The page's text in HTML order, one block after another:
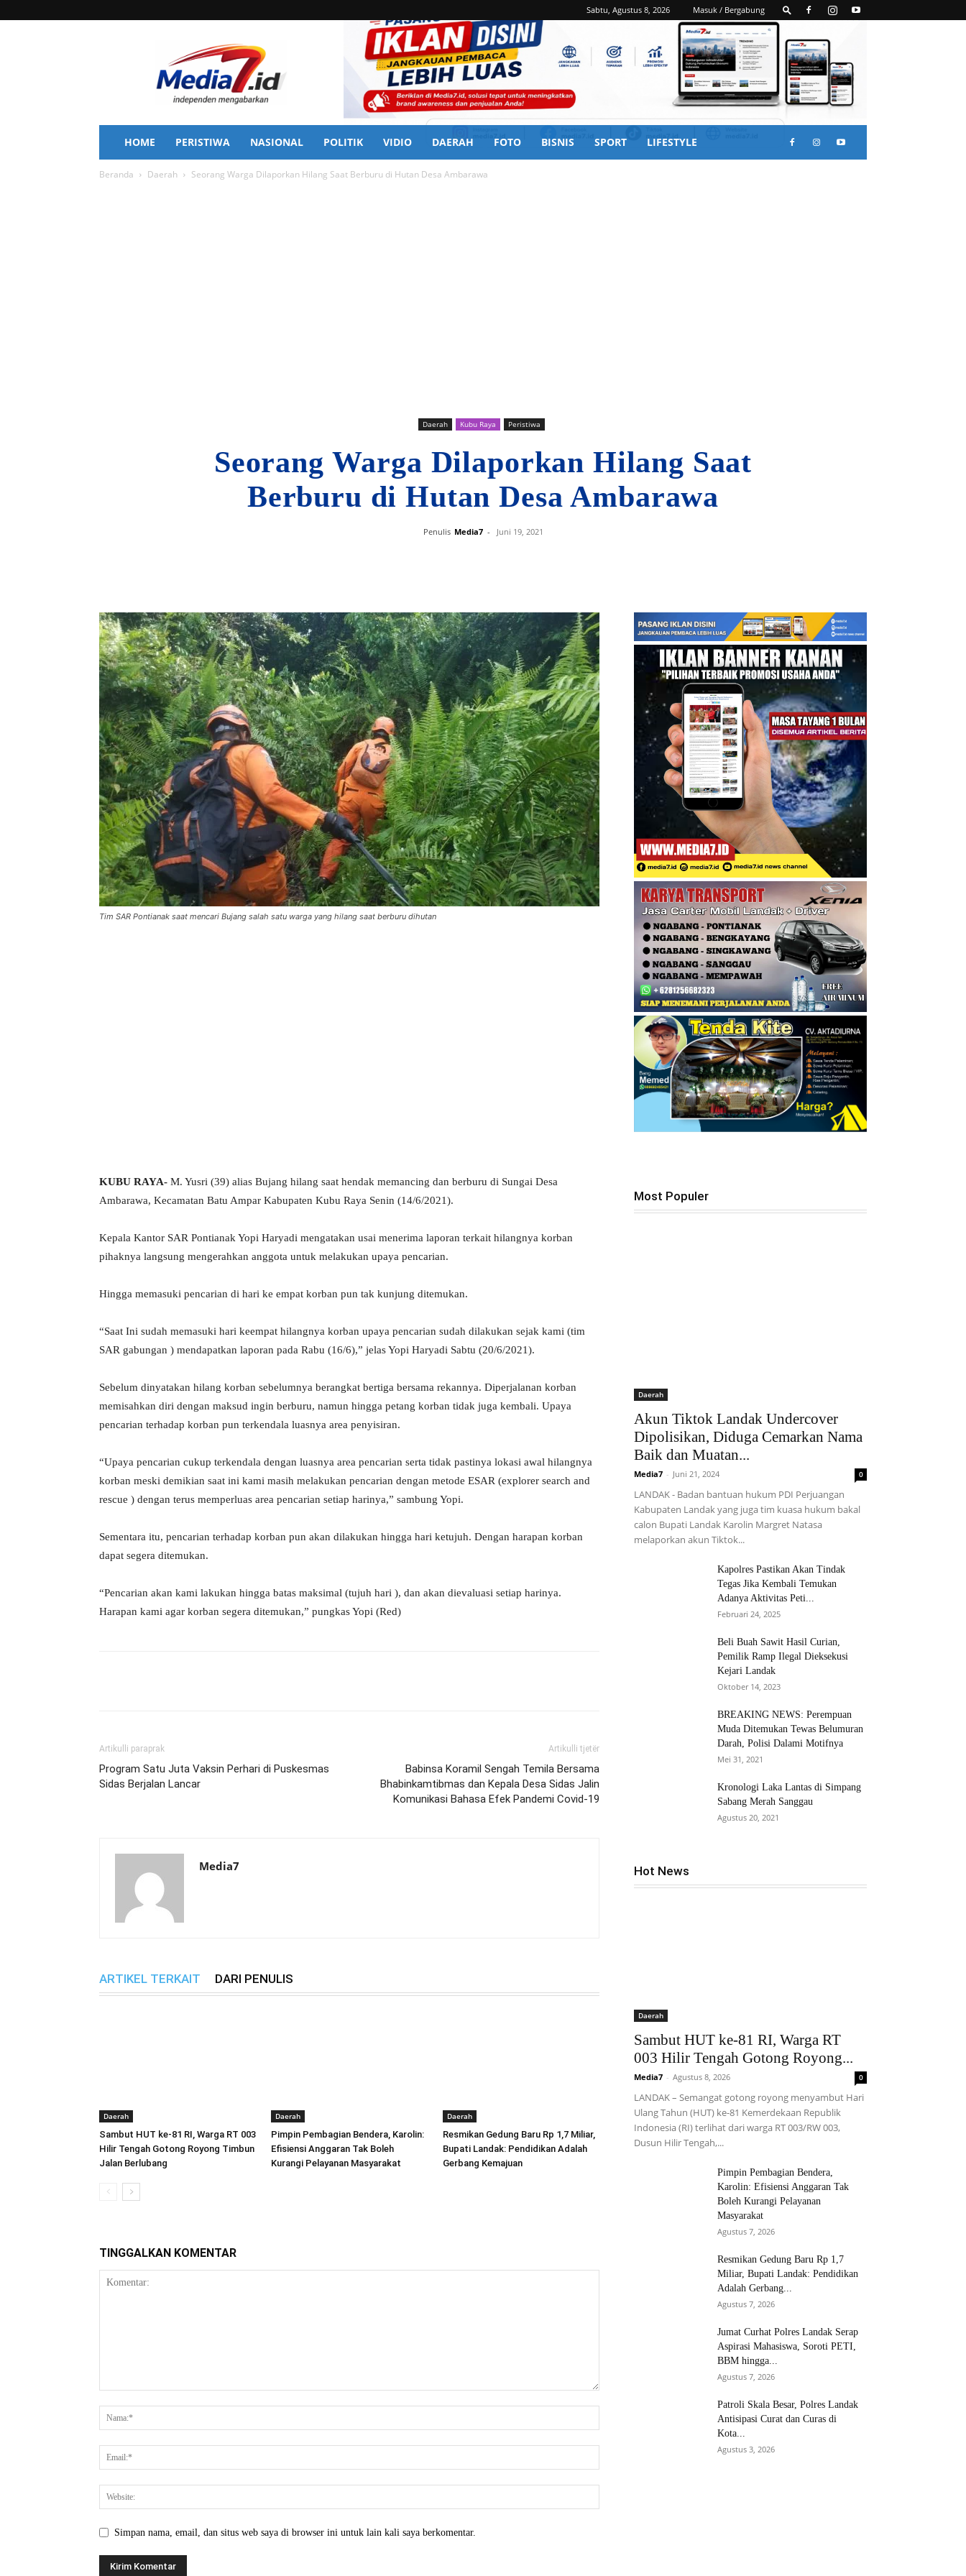
Sabtu, Agustus 8, 2026 Masuk / Bergabung
HOME PERISTIWA NASIONAL POLITIK VIDIO DAERAH FOTO BISNIS SPORT LIFESTYLE
Beranda Daerah Seorang Warga Dilaporkan Hilang Saat Berburu di Hutan Desa Ambarawa
Daerah Kubu Raya Peristiwa
Seorang Warga Dilaporkan Hilang Saat
Berburu di Hutan Desa Ambarawa
Penulis Media7 - Juni 19, 2021
Tim SAR Pontianak saat mencari Bujang salah satu warga yang hilang saat berburu dihutan
KUBU RAYA- M. Yusri (39) alias Bujang hilang saat hendak memancing dan berburu di Sungai Desa
Ambarawa, Kecamatan Batu Ampar Kabupaten Kubu Raya Senin (14/6/2021).
Kepala Kantor SAR Pontianak Yopi Haryadi mengatakan usai menerima laporan terkait hilangnya korban
pihaknya langsung mengerahkan anggota untuk melakukan upaya pencarian.
Hingga memasuki pencarian di hari ke empat korban pun tak kunjung ditemukan.
“Saat Ini sudah memasuki hari keempat hilangnya korban upaya pencarian sudah dilakukan sejak kami (tim
SAR gabungan ) mendapatkan laporan pada Rabu (16/6),” jelas Yopi Haryadi Sabtu (20/6/2021).
Sebelum dinyatakan hilang korban sebelumnya berangkat bertiga bersama rekannya. Diperjalanan korban
memisahkan diri dengan maksud ingin berburu, namun hingga petang korban tidak juga kembali. Upaya
pencarian terhadap korban pun terkendala luasnya area penyisiran.
“Upaya pencarian cukup terkendala dengan luasnya area pencarian serta tidak pastinya lokasi awal hilangnya
korban meski demikian saat ini kami masih melakukan pencarian dengan metode ESAR (explorer search and
rescue ) dengan terus memperluas area pencarian setiap harinya,” sambung Yopi.
Sementara itu, pencarian terhadap korban pun akan dilakukan hingga hari ketujuh. Dengan harapan korban
dapat segera ditemukan.
“Pencarian akan kami lakukan hingga batas maksimal (tujuh hari ), dan akan dievaluasi setiap harinya.
Harapan kami agar korban segera ditemukan,” pungkas Yopi (Red)
Artikulli paraprak
Program Satu Juta Vaksin Perhari di Puskesmas
Sidas Berjalan Lancar
Artikulli tjetër
Babinsa Koramil Sengah Temila Bersama
Bhabinkamtibmas dan Kepala Desa Sidas Jalin
Komunikasi Bahasa Efek Pandemi Covid-19
Media7
ARTIKEL TERKAIT DARI PENULIS
Daerah
Sambut HUT ke-81 RI, Warga RT 003
Hilir Tengah Gotong Royong Timbun
Jalan Berlubang
Daerah
Pimpin Pembagian Bendera, Karolin:
Efisiensi Anggaran Tak Boleh
Kurangi Pelayanan Masyarakat
Daerah
Resmikan Gedung Baru Rp 1,7 Miliar,
Bupati Landak: Pendidikan Adalah
Gerbang Kemajuan
TINGGALKAN KOMENTAR
Simpan nama, email, dan situs web saya di browser ini untuk lain kali saya berkomentar.
Most Populer
Daerah
Akun Tiktok Landak Undercover
Dipolisikan, Diduga Cemarkan Nama
Baik dan Muatan...
Media7 - Juni 21, 2024 0
LANDAK - Badan bantuan hukum PDI Perjuangan
Kabupaten Landak yang juga tim kuasa hukum bakal
calon Bupati Landak Karolin Margret Natasa
melaporkan akun Tiktok...
Kapolres Pastikan Akan Tindak
Tegas Jika Kembali Temukan
Adanya Aktivitas Peti...
Februari 24, 2025
Beli Buah Sawit Hasil Curian,
Pemilik Ramp Ilegal Dieksekusi
Kejari Landak
Oktober 14, 2023
BREAKING NEWS: Perempuan
Muda Ditemukan Tewas Belumuran
Darah, Polisi Dalami Motifnya
Mei 31, 2021
Kronologi Laka Lantas di Simpang
Sabang Merah Sanggau
Agustus 20, 2021
Hot News
Daerah
Sambut HUT ke-81 RI, Warga RT
003 Hilir Tengah Gotong Royong...
Media7 - Agustus 8, 2026 0
LANDAK – Semangat gotong royong menyambut Hari
Ulang Tahun (HUT) ke-81 Kemerdekaan Republik
Indonesia (RI) terlihat dari warga RT 003/RW 003,
Dusun Hilir Tengah,...
Pimpin Pembagian Bendera,
Karolin: Efisiensi Anggaran Tak
Boleh Kurangi Pelayanan
Masyarakat
Agustus 7, 2026
Resmikan Gedung Baru Rp 1,7
Miliar, Bupati Landak: Pendidikan
Adalah Gerbang...
Agustus 7, 2026
Jumat Curhat Polres Landak Serap
Aspirasi Mahasiswa, Soroti PETI,
BBM hingga...
Agustus 7, 2026
Patroli Skala Besar, Polres Landak
Antisipasi Curat dan Curas di
Kota...
Agustus 3, 2026